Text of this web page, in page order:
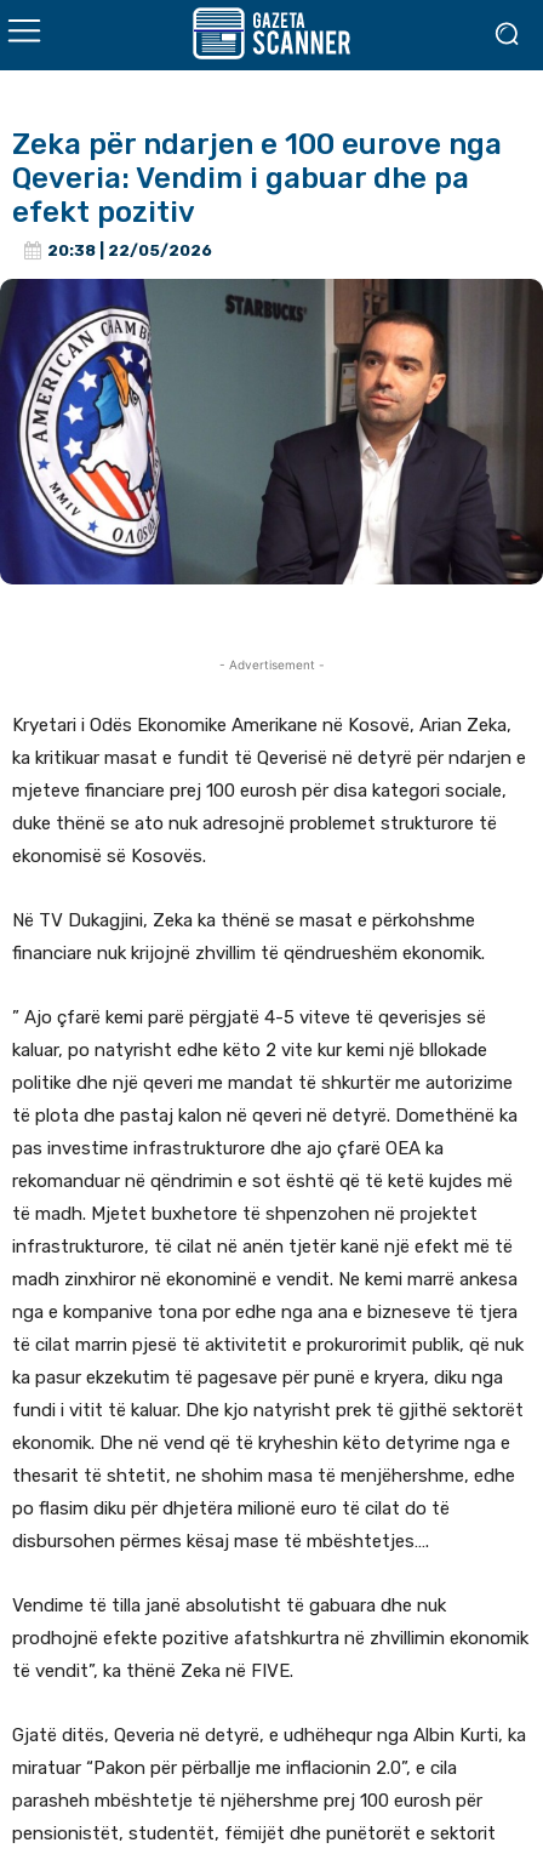
Zeka për ndarjen e 100 eurove nga
Qeveria: Vendim i gabuar dhe pa
efekt pozitiv
20:38 | 22/05/2026
- Advertisement -
Kryetari i Odës Ekonomike Amerikane në Kosovë, Arian Zeka,
ka kritikuar masat e fundit të Qeverisë në detyrë për ndarjen e
mjeteve financiare prej 100 eurosh për disa kategori sociale,
duke thënë se ato nuk adresojnë problemet strukturore të
ekonomisë së Kosovës.
Në TV Dukagjini, Zeka ka thënë se masat e përkohshme
financiare nuk krijojnë zhvillim të qëndrueshëm ekonomik.
” Ajo çfarë kemi parë përgjatë 4-5 viteve të qeverisjes së
kaluar, po natyrisht edhe këto 2 vite kur kemi një bllokade
politike dhe një qeveri me mandat të shkurtër me autorizime
të plota dhe pastaj kalon në qeveri në detyrë. Domethënë ka
pas investime infrastrukturore dhe ajo çfarë OEA ka
rekomanduar në qëndrimin e sot është që të ketë kujdes më
të madh. Mjetet buxhetore të shpenzohen në projektet
infrastrukturore, të cilat në anën tjetër kanë një efekt më të
madh zinxhiror në ekonominë e vendit. Ne kemi marrë ankesa
nga e kompanive tona por edhe nga ana e bizneseve të tjera
të cilat marrin pjesë të aktivitetit e prokurorimit publik, që nuk
ka pasur ekzekutim të pagesave për punë e kryera, diku nga
fundi i vitit të kaluar. Dhe kjo natyrisht prek të gjithë sektorët
ekonomik. Dhe në vend që të kryheshin këto detyrime nga e
thesarit të shtetit, ne shohim masa të menjëhershme, edhe
po flasim diku për dhjetëra milionë euro të cilat do të
disbursohen përmes kësaj mase të mbështetjes….
Vendime të tilla janë absolutisht të gabuara dhe nuk
prodhojnë efekte pozitive afatshkurtra në zhvillimin ekonomik
të vendit”, ka thënë Zeka në FIVE.
Gjatë ditës, Qeveria në detyrë, e udhëhequr nga Albin Kurti, ka
miratuar “Pakon për përballje me inflacionin 2.0”, e cila
parasheh mbështetje të njëhershme prej 100 eurosh për
pensionistët, studentët, fëmijët dhe punëtorët e sektorit